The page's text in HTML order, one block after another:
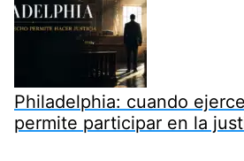
Philadelphia: cuando
permite participar en la